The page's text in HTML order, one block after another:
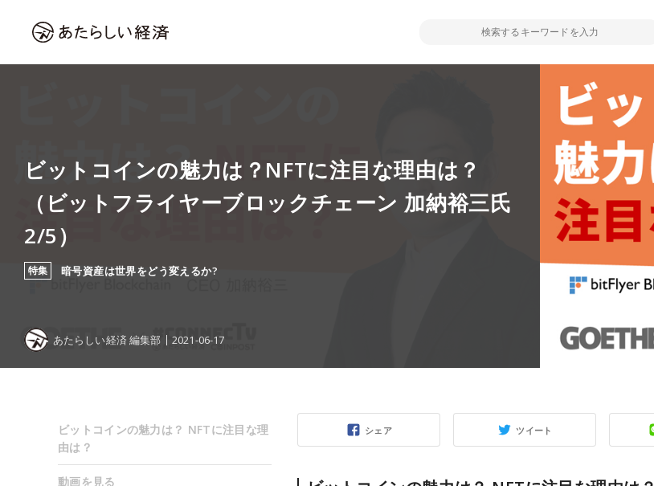
ビットコインの魅力は？NFTに注目な理由は？
（ビットフライヤーブロックチェーン 加納裕三氏
2/5）
特集 暗号資産は世界をどう変えるか?
あたらしい経済 編集部 2021-06-17
シェア ツイート
ビットコインの魅力は？ NFTに注目な理
由は？
動画を見る